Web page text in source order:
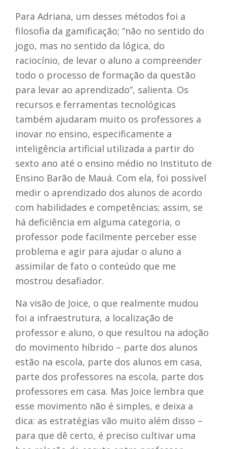
Para Adriana, um desses métodos foi a
filosofia da gamificação; “não no sentido do
jogo, mas no sentido da lógica, do
raciocínio, de levar o aluno a compreender
todo o processo de formação da questão
para levar ao aprendizado”, salienta. Os
recursos e ferramentas tecnológicas
também ajudaram muito os professores a
inovar no ensino, especificamente a
inteligência artificial utilizada a partir do
sexto ano até o ensino médio no Instituto de
Ensino Barão de Mauá. Com ela, foi possível
medir o aprendizado dos alunos de acordo
com habilidades e competências; assim, se
há deficiência em alguma categoria, o
professor pode facilmente perceber esse
problema e agir para ajudar o aluno a
assimilar de fato o conteúdo que me
mostrou desafiador.
Na visão de Joice, o que realmente mudou
foi a infraestrutura, a localização de
professor e aluno, o que resultou na adoção
do movimento híbrido – parte dos alunos
estão na escola, parte dos alunos em casa,
parte dos professores na escola, parte dos
professores em casa. Mas Joice lembra que
esse movimento não é simples, e deixa a
dica: as estratégias vão muito além disso –
para que dê certo, é preciso cultivar uma